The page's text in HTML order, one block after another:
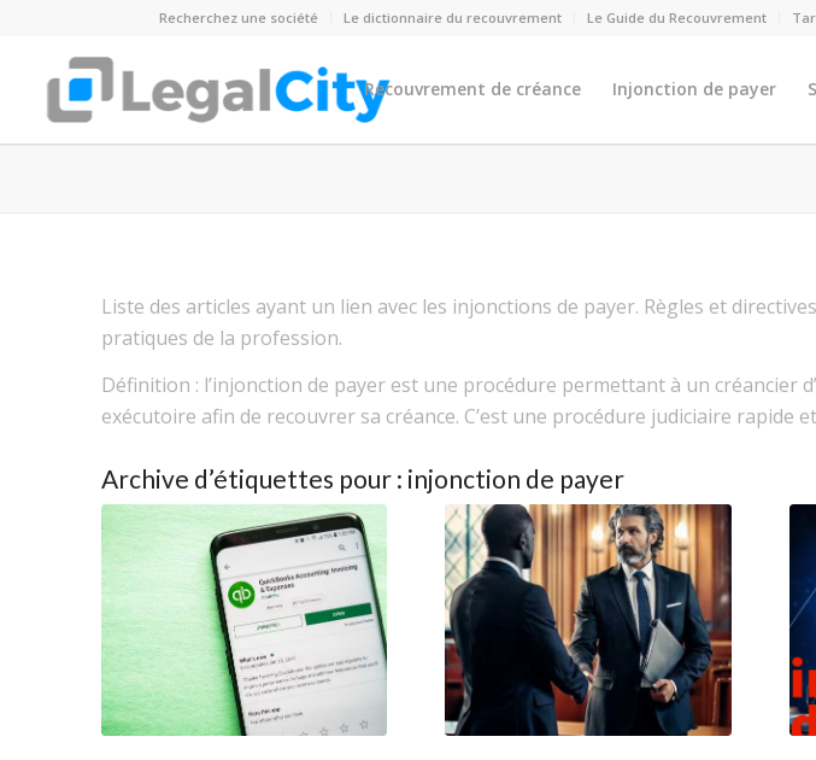
Recherchez une société Le dictionnaire du recouvrement Le Guide du Recouvrement
Recouvrement de créance Injonction de payer
Liste des articles ayant un lien avec les injonctions de payer. Règles et
pratiques de la profession.
Définition : l’injonction de payer est une procédure permettant à un créancier
exécutoire afin de recouvrer sa créance. C’est une procédure judiciaire rapide
Archive d’étiquettes pour : injonction de payer